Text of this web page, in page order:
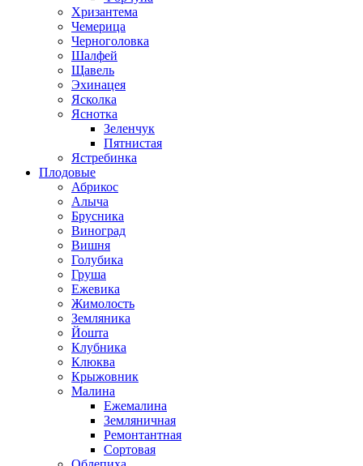
Хризантема
Чемерица
Черноголовка
Шалфей
Щавель
Эхинацея
Ясколка
Яснотка
Зеленчук
Пятнистая
Ястребинка
Плодовые
Абрикос
Алыча
Брусника
Виноград
Вишня
Голубика
Груша
Ежевика
Жимолость
Земляника
Йошта
Клубника
Клюква
Крыжовник
Малина
Ежемалина
Земляничная
Ремонтантная
Сортовая